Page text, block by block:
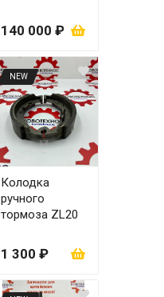
(желтая)
140 000 ₽
NEW
Колодка
ручного
тормоза ZL20
тормоз)
1 300 ₽